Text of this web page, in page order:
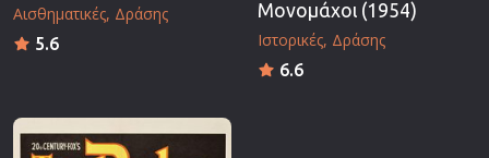
Αισθηματικές Δράσης
5.6
Μονομάχοι (1954)
Ιστορικές Δράσης
6.6